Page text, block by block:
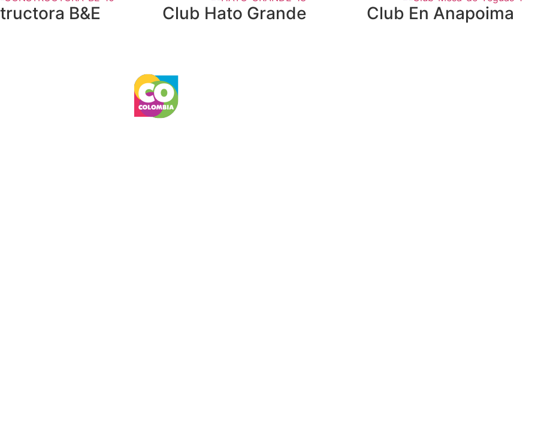
B&E Club Hato Grande Club En Anapoima